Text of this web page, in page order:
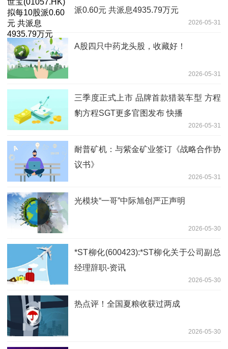
派0.60元 共派息4935.79万元
2026-05-31
A股四只中药龙头股，收藏好！
2026-05-31
三季度正式上市 品牌首款猎装车型 方程
豹方程SGT更多官图发布 快播
2026-05-31
耐普矿机：与紫金矿业签订《战略合作协
议书》
2026-05-31
光模块“一哥”中际旭创严正声明
2026-05-30
*ST柳化(600423):*ST柳化关于公司副总
经理辞职-资讯
2026-05-30
热点评！全国夏粮收获过两成
2026-05-30